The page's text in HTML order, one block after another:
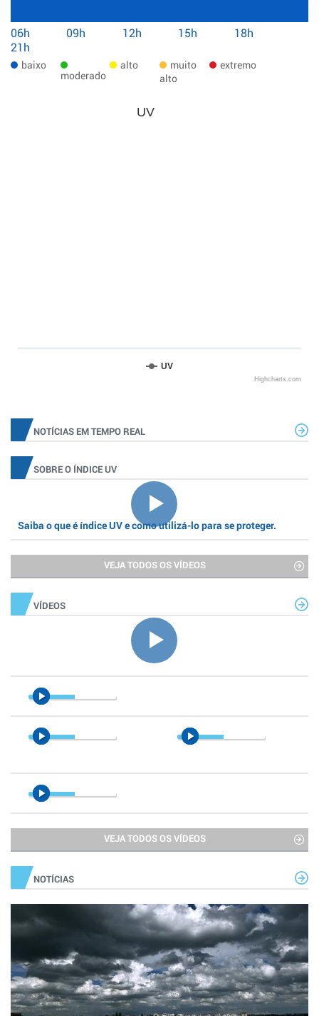
06h 09h 12h 15h
18h
21h
baixo
moderado
alto
muito
alto
extremo
UV
UV
Highcharts.com
NOTÍCIAS EM TEMPO REAL
SOBRE O ÍNDICE UV
Saiba o que é índice UV e como utilizá-lo para se proteger.
VEJA TODOS OS VÍDEOS
VÍDEOS
VEJA TODOS OS VÍDEOS
NOTÍCIAS